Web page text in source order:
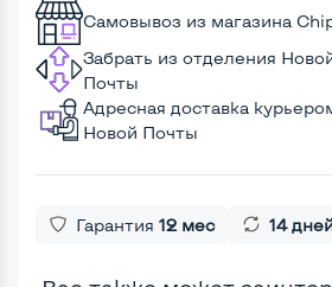
Самовывоз из магазина
Забрать из отделения
Почты
Адресная доставка
Новой Почты
Гарантия 12 мес 14